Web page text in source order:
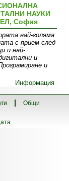
НАУКИ
София
най-голяма
с прием след
и най-
и
и
Информация
Общи